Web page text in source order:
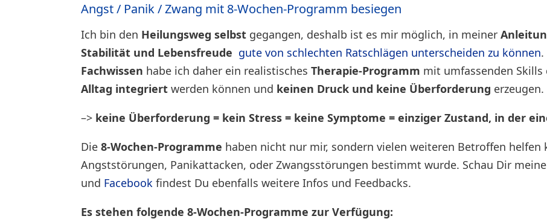
Angst / Panik / Zwang mit 8-Wochen-Programm besiegen
Ich bin den Heilungsweg selbst gegangen, deshalb ist es mir möglich, in meiner
Stabilität und Lebensfreude gute von schlechten Ratschlägen unterscheiden zu können
Fachwissen habe ich daher ein realistischesTherapie-Programm mit umfassenden
Alltag integriert werden können und keinen Druck und keine Überforderung erzeugen.
–> keine Überforderung = kein Stress = keine Symptome = einziger Zustand, in der
Die8-Wochen-Programme haben nicht nur mir, sondern vielen weiteren Betroffen helfen
Angststörungen, Panikattacken, oder Zwangsstörungen bestimmt wurde. Schau Dir
und Facebook findest Du ebenfalls weitere Infos und Feedbacks.
Es stehen folgende 8-Wochen-Programme zur Verfügung: